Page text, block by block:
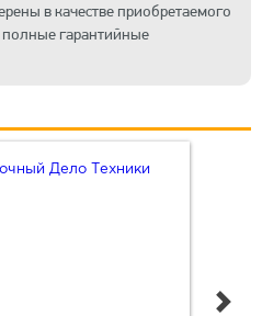
в качестве приобретаемого
гарантийные